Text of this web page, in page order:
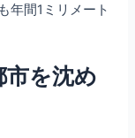
年間1ミリメート
市を沈め